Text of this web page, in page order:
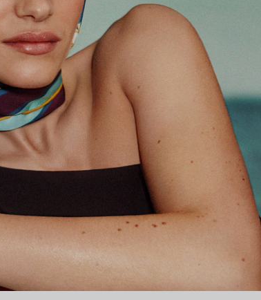
pour couples Bagues Eternité
diamants Tiffany.